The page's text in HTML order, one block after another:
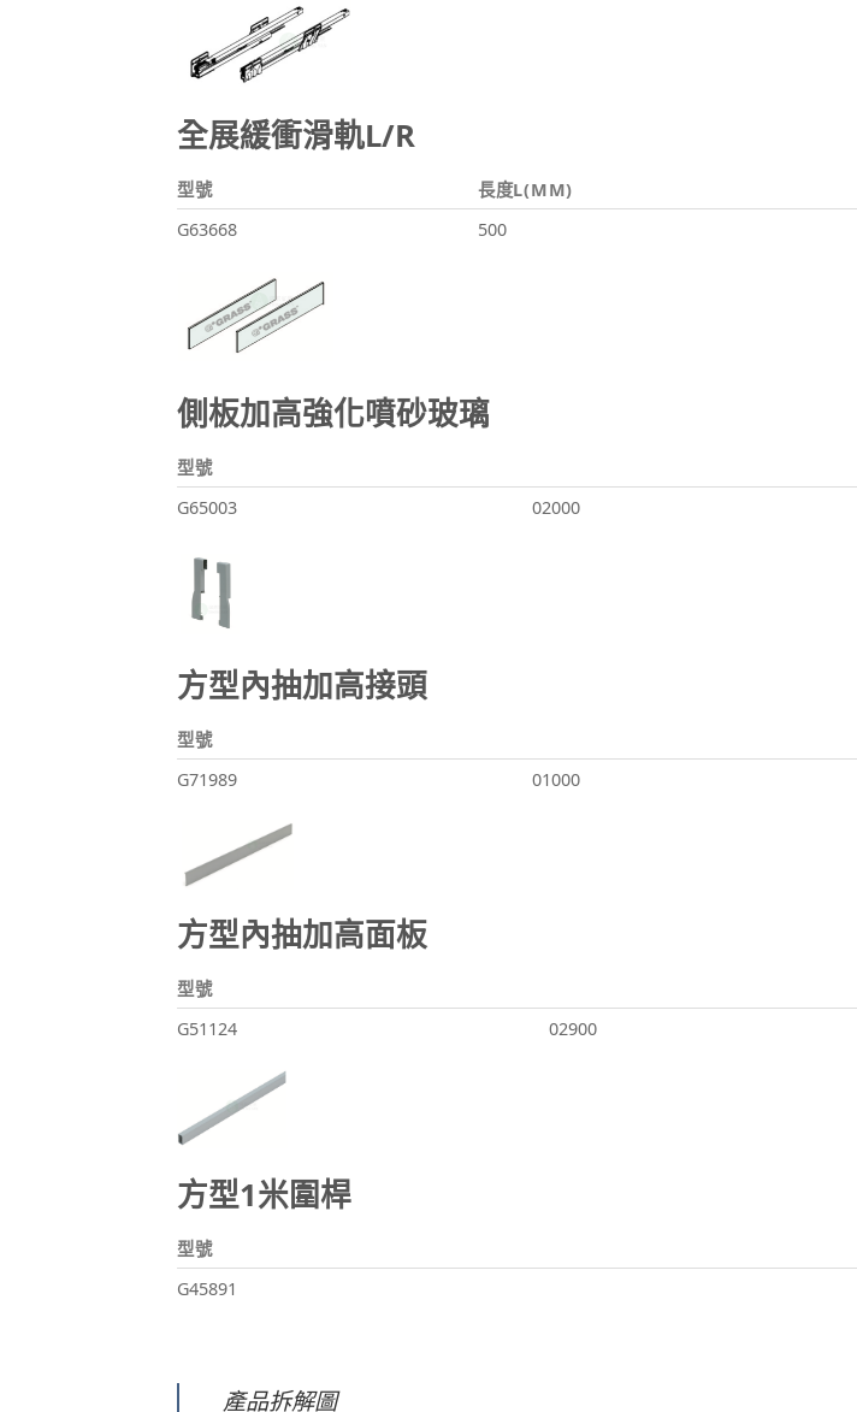
全展緩衝滑軌L/R
型號 長度L(MM)
G63668
500
側板加高強化噴砂玻璃
型號
G65003
02000
方型內抽加高接頭
型號
G71989
01000
方型內抽加高面板
型號
G51124
02900
方型1米圍桿
型號
G45891
產品拆解圖